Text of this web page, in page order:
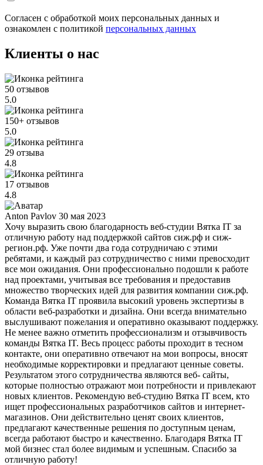
Согласен с обработкой моих персональных данных и
ознакомлен с политикой персональных данных
Клиенты о нас
50 отзывов
5.0
150+ отзывов
5.0
29 отзыва
4.8
17 отзывов
4.8
Anton Pavlov 30 мая 2023
Хочу выразить свою благодарность веб-студии Вятка IT за
отличную работу над поддержкой сайтов сиж.рф и сиж-
регион.рф. Уже почти два года сотрудничаю с этими
ребятами, и каждый раз сотрудничество с ними превосходит
все мои ожидания. Они профессионально подошли к работе
над проектами, учитывая все требования и предоставив
множество творческих идей для развития компании сиж.рф.
Команда Вятка IT проявила высокий уровень экспертизы в
области веб-разработки и дизайна. Они всегда внимательно
выслушивают пожелания и оперативно оказывают поддержку.
Не менее важно отметить профессионализм и отзывчивость
команды Вятка IT. Весь процесс работы проходит в тесном
контакте, они оперативно отвечают на мои вопросы, вносят
необходимые корректировки и предлагают ценные советы.
Результатом этого сотрудничества являются веб- сайты,
которые полностью отражают мои потребности и привлекают
новых клиентов. Рекомендую веб-студию Вятка IT всем, кто
ищет профессиональных разработчиков сайтов и интернет-
магазинов. Они действительно ценят своих клиентов,
предлагают качественные решения по доступным ценам,
всегда работают быстро и качественно. Благодаря Вятка IT
мой бизнес стал более видимым и успешным. Спасибо за
отличную работу!